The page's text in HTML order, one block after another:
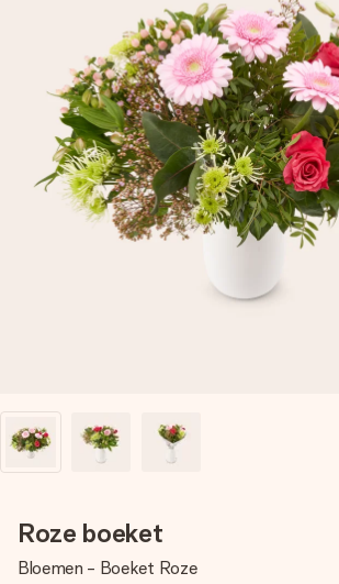
4,8 (gebaseerd op +8.000
Onze cadeaus worden gewaardeerd.
ons met een 4,7 op Google Reviews
Gratis wenskaartje
Je maakt in een paar stappen iets unieks
jullie foto of een boodschap die raakt.
met alle aandacht voor het moment.
Roze boeket
Bloemen - Boeket Roze